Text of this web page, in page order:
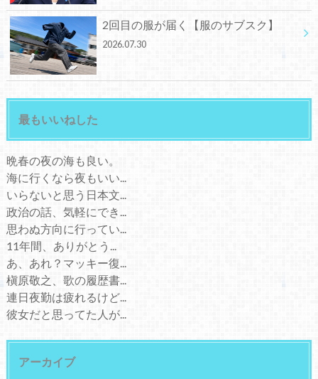
2回目の服が届く【服のサブスク】
2026.07.30
最もいいねした
晩春の夜の海も良い。
海に行くなら夜もいい...
いらないと思う日本文...
政治の話、気軽にでき...
思わぬ方向に行ってい...
11年間、ありがとう...
あ、あれ？マッキー復...
槇原敬之、歌の履歴書...
連日夜勤は疲れるけど...
彼女だと思ってた人が...
アーカイブ